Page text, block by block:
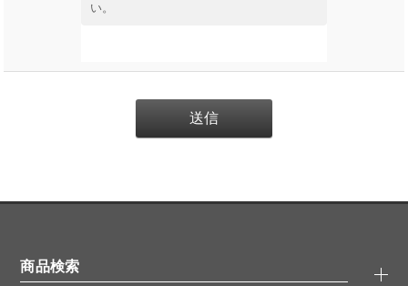
い。
商品検索